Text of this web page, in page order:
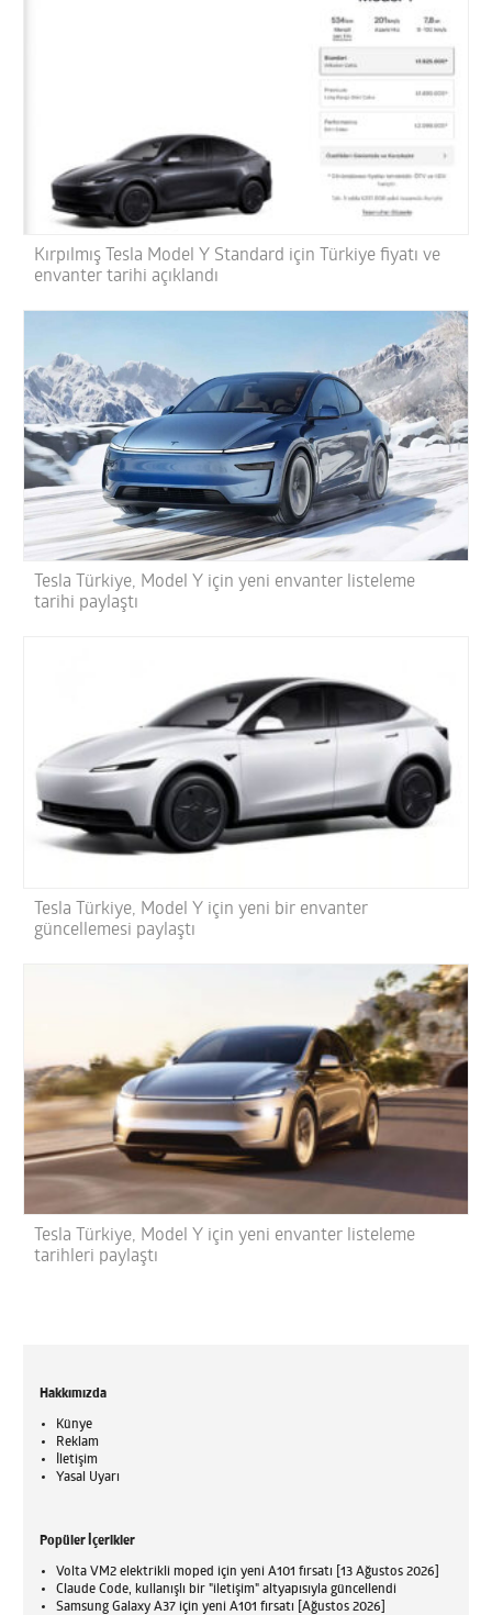
Kırpılmış Tesla Model Y Standard için Türkiye fiyatı ve
envanter tarihi açıklandı
Tesla Türkiye, Model Y için yeni envanter listeleme
tarihi paylaştı
Tesla Türkiye, Model Y için yeni bir envanter
güncellemesi paylaştı
Tesla Türkiye, Model Y için yeni envanter listeleme
tarihleri paylaştı
Hakkımızda
Künye
Reklam
İletişim
Yasal Uyarı
Popüler İçerikler
Volta VM2 elektrikli moped için yeni A101 fırsatı [13 Ağustos 2026]
Claude Code, kullanışlı bir "iletişim" altyapısıyla güncellendi
Samsung Galaxy A37 için yeni A101 fırsatı [Ağustos 2026]